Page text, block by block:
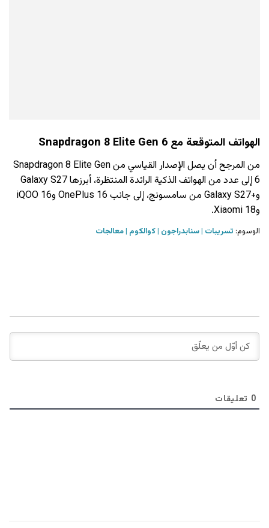
الهواتف المتوقعة مع Snapdragon 8 Elite Gen 6
من المرجح أن يصل الإصدار القياسي من Snapdragon 8 Elite Gen
6 إلى عدد من الهواتف الذكية الرائدة المنتظرة، أبرزها Galaxy S27
و+Galaxy S27 من سامسونج، إلى جانب OnePlus 16 وiQOO 16
وXiaomi 18.
الوسوم: تسريبات سنابدراجون كوالكوم معالجات
0 تعليقات